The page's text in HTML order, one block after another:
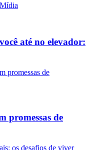
até no elevador:
promessas de